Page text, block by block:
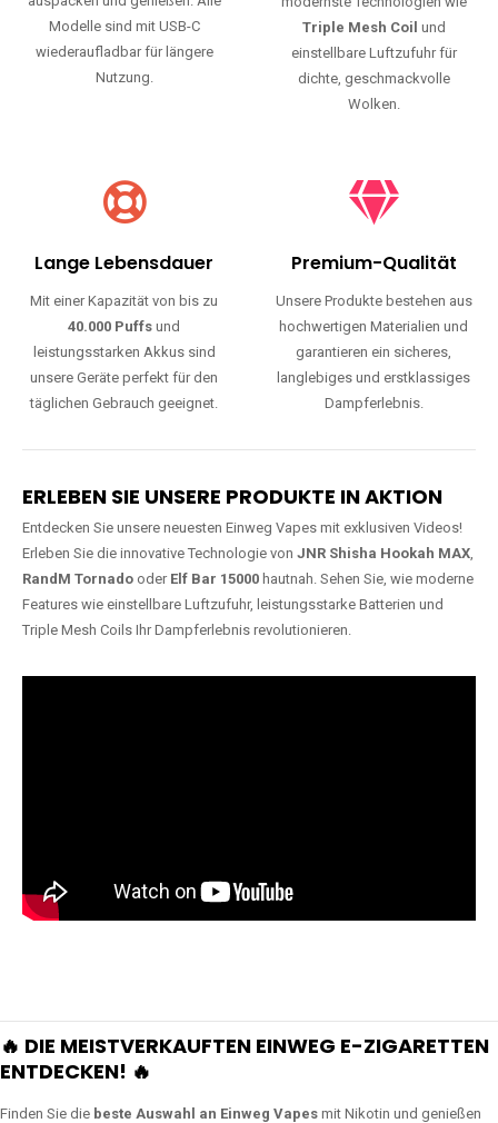
Modelle sind mit USB-C
wiederaufladbar für längere
Nutzung.
Triple Mesh Coil und
einstellbare Luftzufuhr für
dichte, geschmackvolle
Wolken.
Lange Lebensdauer
Mit einer Kapazität von bis zu
40.000 Puffs und
leistungsstarken Akkus sind
unsere Geräte perfekt für den
täglichen Gebrauch geeignet.
Premium-Qualität
Unsere Produkte bestehen aus
hochwertigen Materialien und
garantieren ein sicheres,
langlebiges und erstklassiges
Dampferlebnis.
ERLEBEN SIE UNSERE PRODUKTE IN AKTION
Entdecken Sie unsere neuesten Einweg Vapes mit exklusiven Videos!
Erleben Sie die innovative Technologie von JNR Shisha Hookah MAX,
RandM Tornado oder Elf Bar 15000 hautnah. Sehen Sie, wie moderne
Features wie einstellbare Luftzufuhr, leistungsstarke Batterien und
Triple Mesh Coils Ihr Dampferlebnis revolutionieren.
🔥 DIE MEISTVERKAUFTEN EINWEG E-ZIGARETTEN
ENTDECKEN! 🔥
Finden Sie die beste Auswahl an Einweg Vapes mit Nikotin und genießen